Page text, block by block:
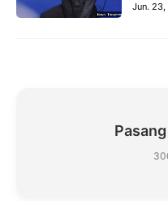
Jun.